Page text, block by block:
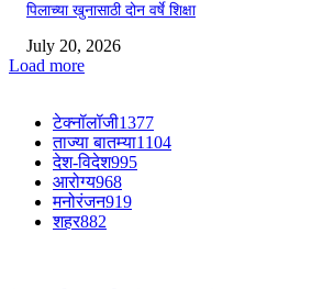
पिलाच्या खुनासाठी दोन वर्षे शिक्षा
July 20, 2026
Load more
टेक्नॉलॉजी1377
ताज्या बातम्या1104
देश-विदेश995
आरोग्य968
मनोरंजन919
शहर882